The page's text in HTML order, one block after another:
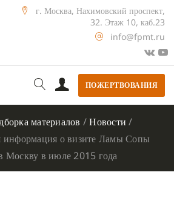
г. Москва, Нахимовский проспект,
32. Этаж 10, каб.23
info@fpmt.ru
ПОЖЕРТВОВАНИЯ
материалов /Новости /
информация о визите Ламы Сопы
Москву в июле 2015 года